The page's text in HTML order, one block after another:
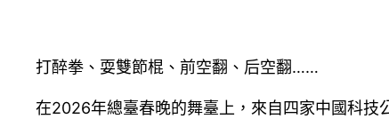
打醉拳、耍雙節棍、前空翻、后空翻……
在2026年總臺春晚的舞臺上，來自四家中國科技